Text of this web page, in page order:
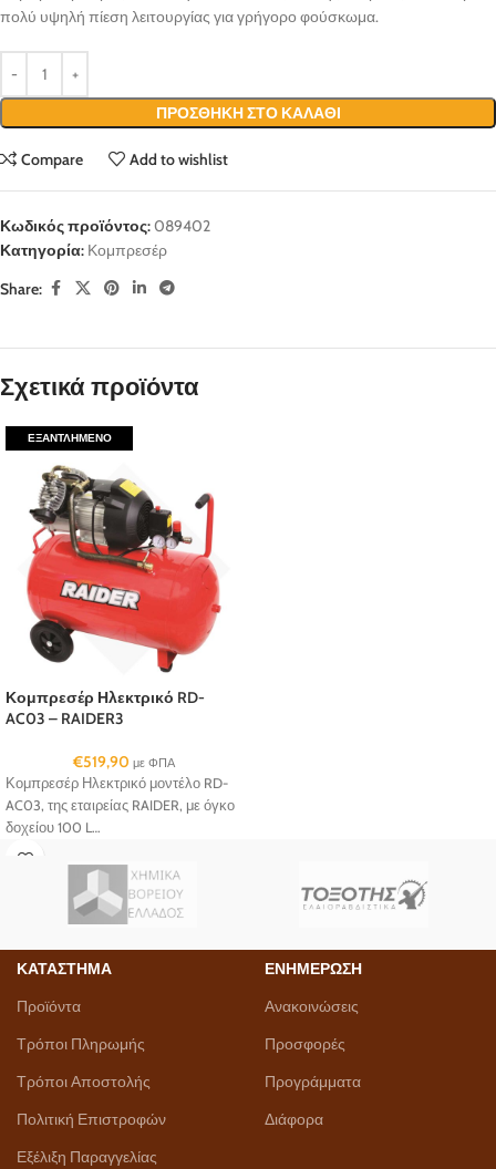
πολύ υψηλή πίεση λειτουργίας για γρήγορο φούσκωμα.
ΠΡΟΣΘΉΚΗ ΣΤΟ ΚΑΛΆΘΙ
Compare Add to wishlist
Κωδικός προϊόντος:089402
Κατηγορία: Κομπρεσέρ
Share:
Σχετικά προϊόντα
ΕΞΑΝΤΛΗΜΈΝΟ
Κομπρεσέρ Ηλεκτρικό RD-
AC03 – RAIDER3
€519,90 με ΦΠΑ
Κομπρεσέρ Ηλεκτρικό μοντέλο RD-
AC03, της εταιρείας RAIDER, με όγκο
δοχείου 100 L…
ΚΑΤΑΣΤΗΜΑ
Προϊόντα
Τρόποι Πληρωμής
Τρόποι Αποστολής
Πολιτική Επιστροφών
Εξέλιξη Παραγγελίας
ΕΝΗΜΕΡΩΣΗ
Ανακοινώσεις
Προσφορές
Προγράμματα
Διάφορα